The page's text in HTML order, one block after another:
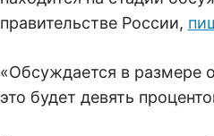
правительстве России,
«Обсуждается в размере
это будет девять